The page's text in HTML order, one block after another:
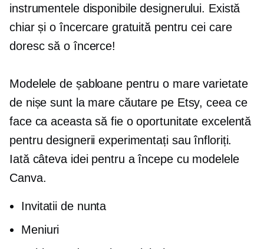
instrumentele disponibile designerului. Există
chiar și o încercare gratuită pentru cei care
doresc să o încerce!
Modelele de șabloane pentru o mare varietate
de nișe sunt la mare căutare pe Etsy, ceea ce
face ca aceasta să fie o oportunitate excelentă
pentru designerii experimentați sau înfloriți.
Iată câteva idei pentru a începe cu modelele
Canva.
Invitatii de nunta
Meniuri